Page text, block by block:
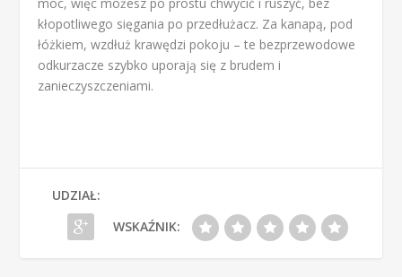
kłopotliwego sięgania po przedłużacz. Za kanapą, pod
łóżkiem, wzdłuż krawędzi pokoju – te bezprzewodowe
odkurzacze szybko uporają się z brudem i
zanieczyszczeniami.
UDZIAŁ:
WSKAŹNIK: